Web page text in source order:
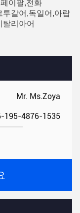
Mr. Ms.Zoya
195-4876-1535
이팔,전화
투갈어,독일어,아랍
탈리아어